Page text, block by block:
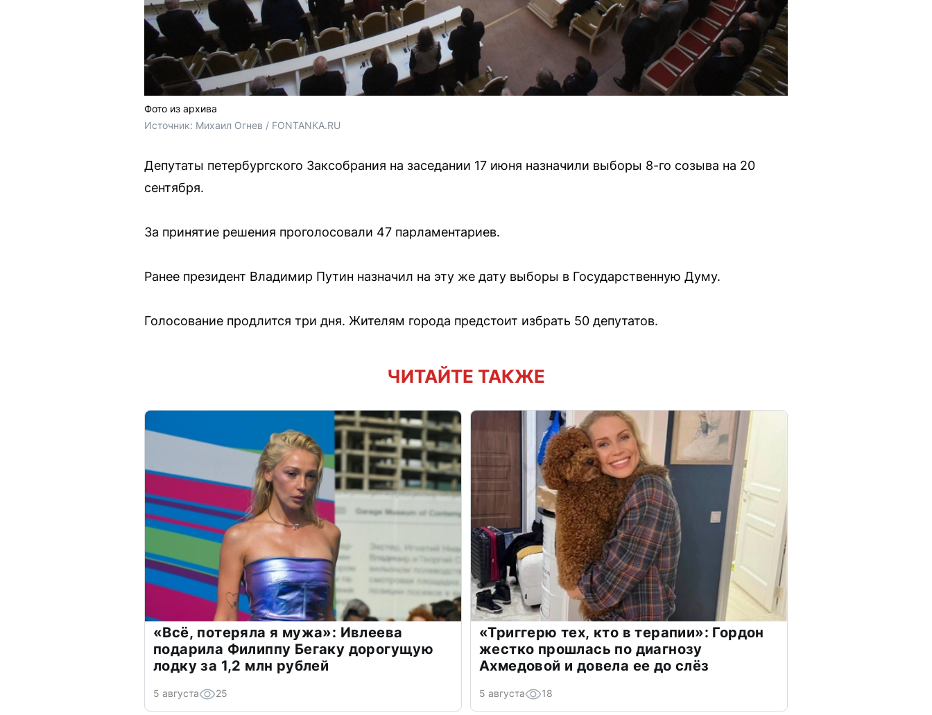
Фото из архива
Источник: Михаил Огнев / FONTANKA.RU
Депутаты петербургского Заксобрания на заседании 17 июня назначили выборы 8-го созыва на 20
сентября.
За принятие решения проголосовали 47 парламентариев.
Ранее президент Владимир Путин назначил на эту же дату выборы в Государственную Думу.
Голосование продлится три дня. Жителям города предстоит избрать 50 депутатов.
ЧИТАЙТЕ ТАКЖЕ
«Всё, потеряла я мужа»: Ивлеева
подарила Филиппу Бегаку дорогущую
лодку за 1,2 млн рублей
5 августа 25
«Триггерю тех, кто в терапии»: Гордон
жестко прошлась по диагнозу
Ахмедовой и довела ее до слёз
5 августа 18